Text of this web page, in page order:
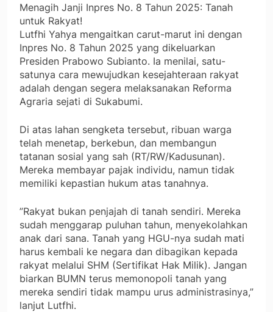
​Menagih Janji Inpres No. 8 Tahun 2025: Tanah
untuk Rakyat!
​Lutfhi Yahya mengaitkan carut-marut ini dengan
Inpres No. 8 Tahun 2025 yang dikeluarkan
Presiden Prabowo Subianto. Ia menilai, satu-
satunya cara mewujudkan kesejahteraan rakyat
adalah dengan segera melaksanakan Reforma
Agraria sejati di Sukabumi.
​Di atas lahan sengketa tersebut, ribuan warga
telah menetap, berkebun, dan membangun
tatanan sosial yang sah (RT/RW/Kadusunan).
Mereka membayar pajak individu, namun tidak
memiliki kepastian hukum atas tanahnya.
​”Rakyat bukan penjajah di tanah sendiri. Mereka
sudah menggarap puluhan tahun, menyekolahkan
anak dari sana. Tanah yang HGU-nya sudah mati
harus kembali ke negara dan dibagikan kepada
rakyat melalui SHM (Sertifikat Hak Milik). Jangan
biarkan BUMN terus memonopoli tanah yang
mereka sendiri tidak mampu urus administrasinya,”
lanjut Lutfhi.